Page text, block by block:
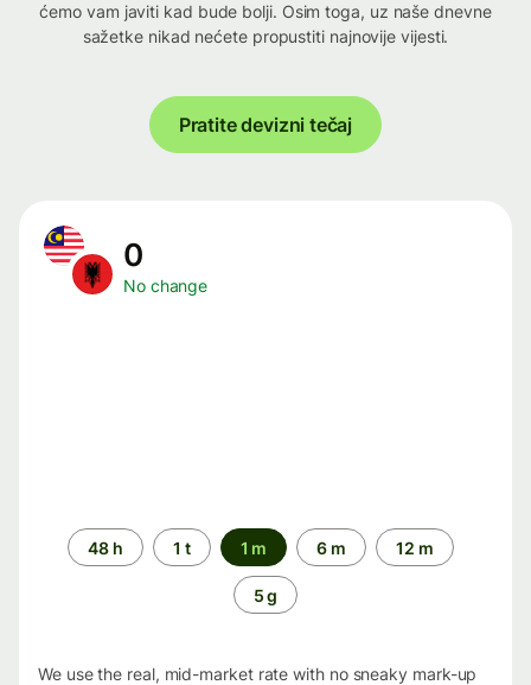
ćemo vam javiti kad bude bolji. Osim toga, uz naše dnevne
sažetke nikad nećete propustiti najnovije vijesti.
Pratite devizni tečaj
0
No change
Time
period
48 h 1 t 1 m 6 m 12 m
5 g
We use the real, mid-market rate with no sneaky mark-up